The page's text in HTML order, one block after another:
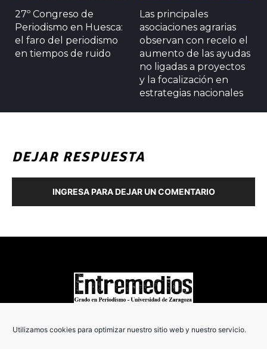
Utilizamos cookies para optimizar nuestro sitio web y nuestro servicio.
27º Congreso de
Periodismo en Huesca:
el faro del periodismo
en tiempos de ruido
Las principales
asociaciones agrarias
observan con recelo el
aumento de las ayudas
no ligadas a proyectos
y la focalización en
estrategias nacionales
DEJAR RESPUESTA
INGRESA PARA DEJAR UN COMENTARIO